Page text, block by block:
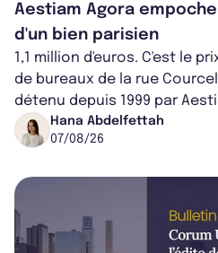
Aestiam Agora
d'un bien parisien
1,1 million d'euros. C'est le
de bureaux de la rue
détenu depuis 1999 par
cédé avec une plus-value...
Hana Abdelfettah
07/08/26